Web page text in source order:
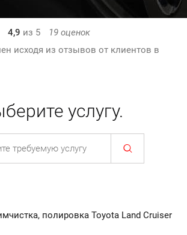
4,9 из 5 19 оценок
исходя из отзывов от клиентов в
услугу.
полировка Toyota Land Cruiser